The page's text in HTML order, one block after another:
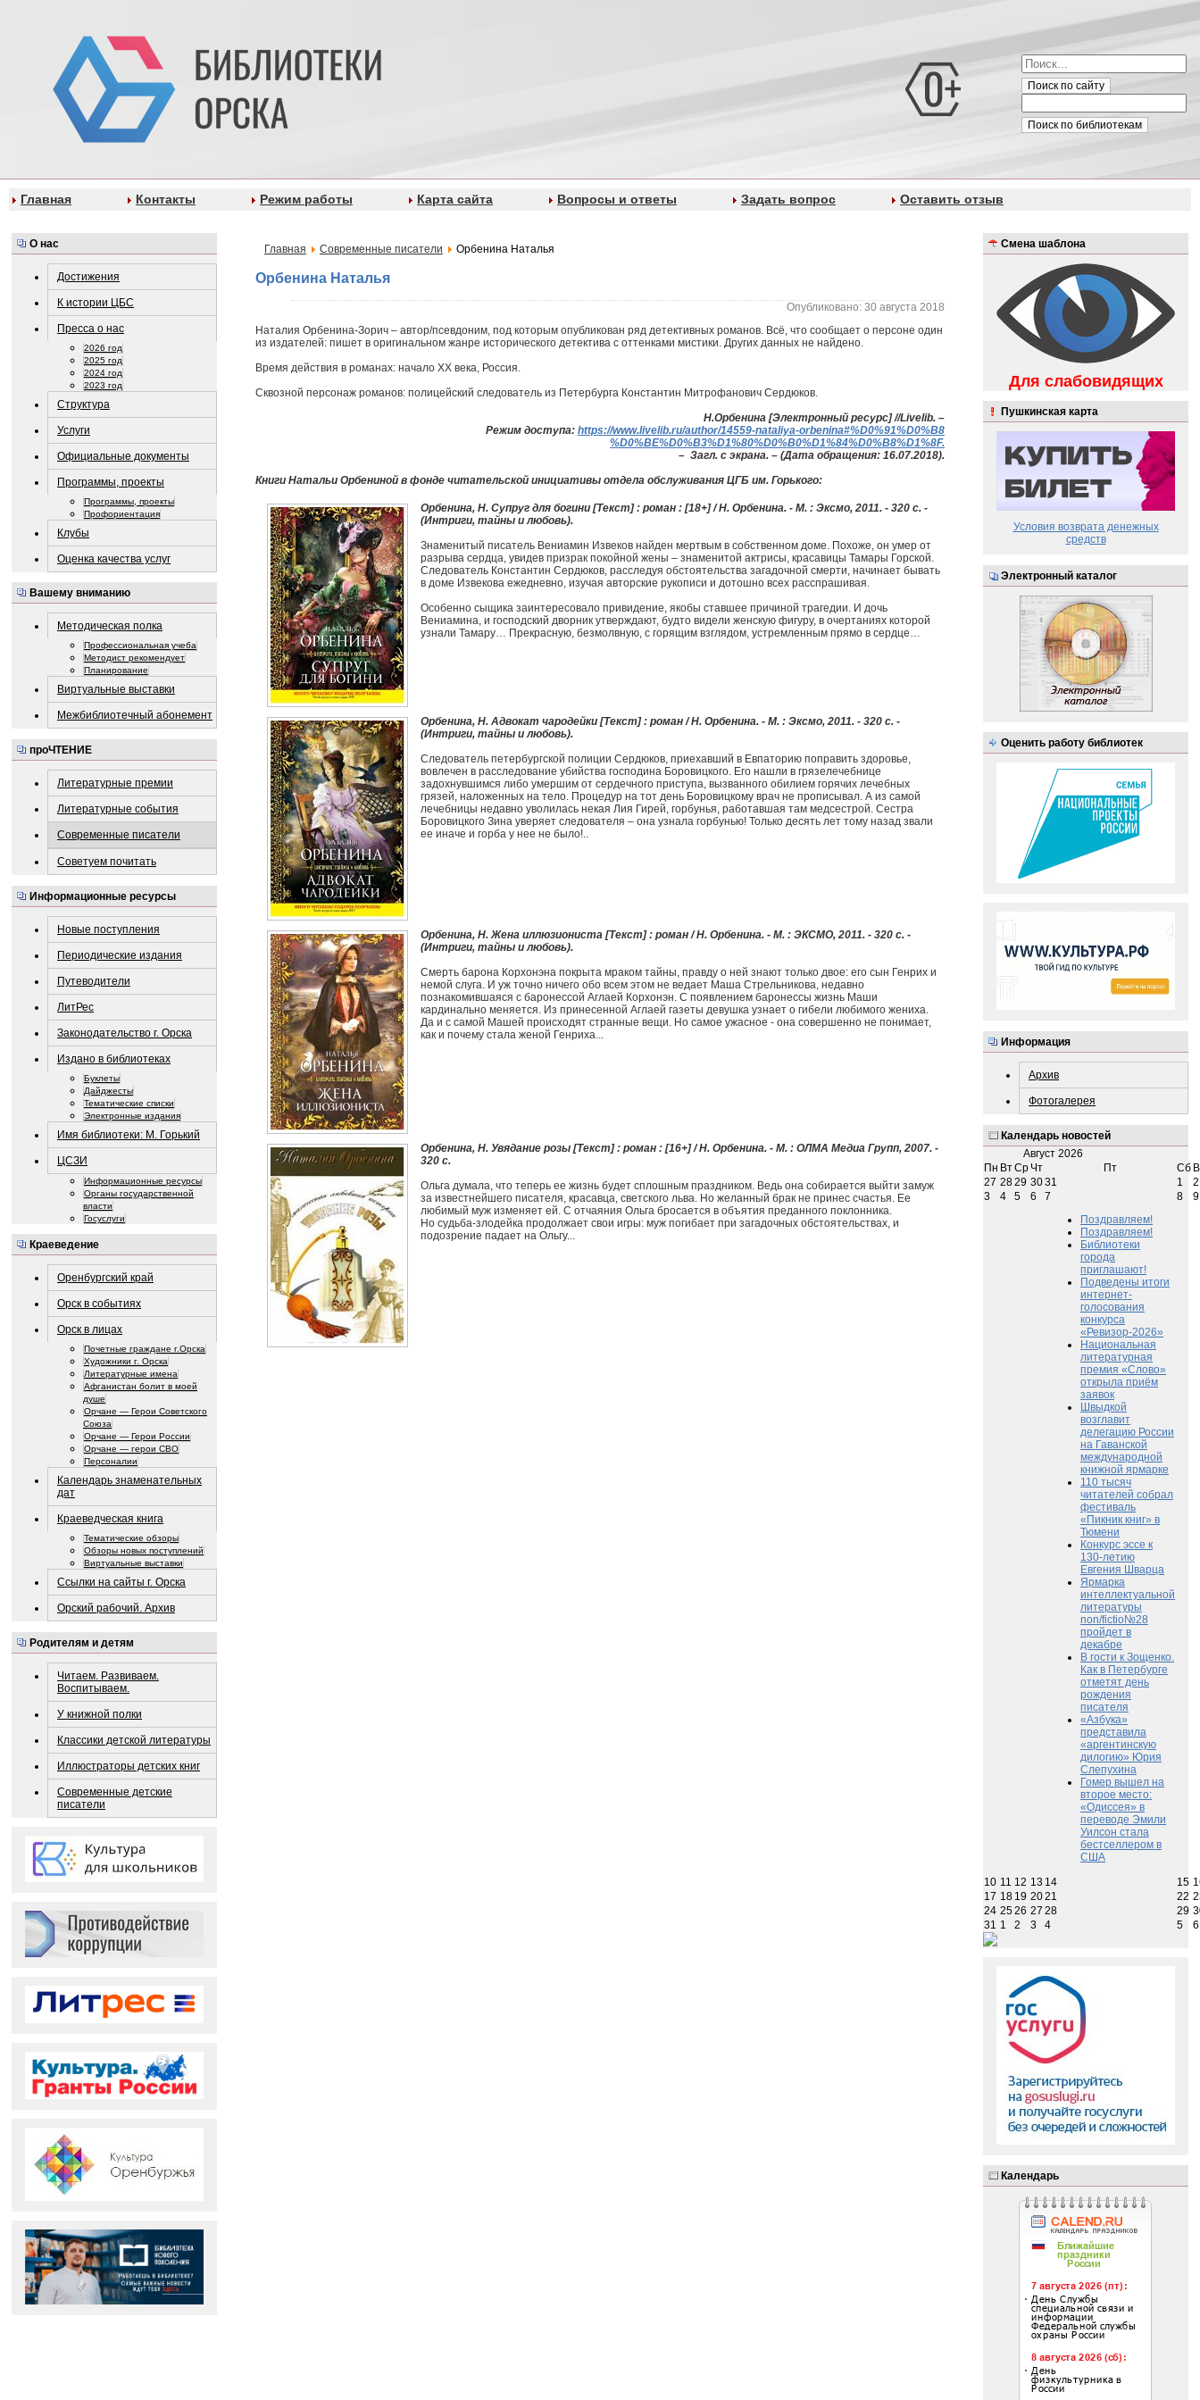
Поиск по сайту
Поиск по библиотекам
Главная Контакты Режим работы Карта сайта Вопросы и ответы Задать вопрос Оставить отзыв
О нас
Достижения
К истории ЦБС
Пресса о нас
2026 год
2025 год
2024 год
2023 год
Структура
Услуги
Официальные документы
Программы, проекты
Программы, проекты
Профориентация
Клубы
Оценка качества услуг
Вашему вниманию
Методическая полка
Профессиональная учеба
Методист рекомендует
Планирование
Виртуальные выставки
Межбиблиотечный абонемент
проЧТЕНИЕ
Литературные премии
Литературные события
Современные писатели
Советуем почитать
Информационные ресурсы
Новые поступления
Периодические издания
Путеводители
ЛитРес
Законодательство г. Орска
Издано в библиотеках
Буклеты
Дайджесты
Тематические списки
Электронные издания
Имя библиотеки: М. Горький
ЦСЗИ
Информационные ресурсы
Органы государственной
власти
Госуслуги
Краеведение
Оренбургский край
Орск в событиях
Орск в лицах
Почетные граждане г.Орска
Художники г. Орска
Литературные имена
Афганистан болит в моей
душе
Орчане — Герои Советского
Союза
Орчане — Герои России
Орчане — герои СВО
Персоналии
Календарь знаменательных
дат
Краеведческая книга
Тематические обзоры
Обзоры новых поступлений
Виртуальные выставки
Ссылки на сайты г. Орска
Орский рабочий. Архив
Родителям и детям
Читаем. Развиваем.
Воспитываем.
У книжной полки
Классики детской литературы
Иллюстраторы детских книг
Современные детские
писатели
Главная Современные писатели Орбенина Наталья
Орбенина Наталья
Опубликовано: 30 августа 2018
Наталия Орбенина-Зорич – автор/псевдоним, под которым опубликован ряд детективных романов. Всё, что сообщает о персоне один
из издателей: пишет в оригинальном жанре исторического детектива с оттенками мистики. Других данных не найдено.
Время действия в романах: начало XX века, Россия.
Сквозной персонаж романов: полицейский следователь из Петербурга Константин Митрофанович Сердюков.
Н.Орбенина [Электронный ресурс] //Livelib. –
Режим доступа: https://www.livelib.ru/author/14559-nataliya-orbenina#%D0%91%D0%B8
%D0%BE%D0%B3%D1%80%D0%B0%D1%84%D0%B8%D1%8F.
– Загл. с экрана. – (Дата обращения: 16.07.2018).
Книги Натальи Орбениной в фонде читательской инициативы отдела обслуживания ЦГБ им. Горького:
Орбенина, Н. Супруг для богини [Текст] : роман : [18+] / Н. Орбенина. - М. : Эксмо, 2011. - 320 с. -
(Интриги, тайны и любовь).
Знаменитый писатель Вениамин Извеков найден мертвым в собственном доме. Похоже, он умер от
разрыва сердца, увидев призрак покойной жены – знаменитой актрисы, красавицы Тамары Горской.
Следователь Константин Сердюков, расследуя обстоятельства загадочной смерти, начинает бывать
в доме Извекова ежедневно, изучая авторские рукописи и дотошно всех расспрашивая.
Особенно сыщика заинтересовало привидение, якобы ставшее причиной трагедии. И дочь
Вениамина, и господский дворник утверждают, будто видели женскую фигуру, в очертаниях которой
узнали Тамару… Прекрасную, безмолвную, с горящим взглядом, устремленным прямо в сердце…
Орбенина, Н. Адвокат чародейки [Текст] : роман / Н. Орбенина. - М. : Эксмо, 2011. - 320 с. -
(Интриги, тайны и любовь).
Следователь петербургской полиции Сердюков, приехавший в Евпаторию поправить здоровье,
вовлечен в расследование убийства господина Боровицкого. Его нашли в грязелечебнице
задохнувшимся либо умершим от сердечного приступа, вызванного обилием горячих лечебных
грязей, наложенных на тело. Процедур на тот день Боровицкому врач не прописывал. А из самой
лечебницы недавно уволилась некая Лия Гирей, горбунья, работавшая там медсестрой. Сестра
Боровицкого Зина уверяет следователя – она узнала горбунью! Только десять лет тому назад звали
ее иначе и горба у нее не было!..
Орбенина, Н. Жена иллюзиониста [Текст] : роман / Н. Орбенина. - М. : ЭКСМО, 2011. - 320 с. -
(Интриги, тайны и любовь).
Смерть барона Корхонэна покрыта мраком тайны, правду о ней знают только двое: его сын Генрих и
немой слуга. И уж точно ничего обо всем этом не ведает Маша Стрельникова, недавно
познакомившаяся с баронессой Аглаей Корхонэн. С появлением баронессы жизнь Маши
кардинально меняется. Из принесенной Аглаей газеты девушка узнает о гибели любимого жениха.
Да и с самой Машей происходят странные вещи. Но самое ужасное - она совершенно не понимает,
как и почему стала женой Генриха...
Орбенина, Н. Увядание розы [Текст] : роман : [16+] / Н. Орбенина. - М. : ОЛМА Медиа Групп, 2007. -
320 с.
Ольга думала, что теперь ее жизнь будет сплошным праздником. Ведь она собирается выйти замуж
за известнейшего писателя, красавца, светского льва. Но желанный брак не принес счастья. Ее
любимый муж изменяет ей. С отчаяния Ольга бросается в объятия преданного поклонника.
Но судьба-злодейка продолжает свои игры: муж погибает при загадочных обстоятельствах, и
подозрение падает на Ольгу...
Смена шаблона
Для слабовидящих
Пушкинская карта
Условия возврата денежных
средств
Электронный каталог
Оценить работу библиотек
Информация
Архив
Фотогалерея
Календарь новостей
Август 2026
Пн ВтСр Чт Пт Сб
27 2829 3031 1
2
3
4 5 6
7
Поздравляем!
Поздравляем!
Библиотеки
города
приглашают!
Подведены итоги
интернет-
голосования
конкурса
«Ревизор-2026»
Национальная
литературная
премия «Слово»
открыла приём
заявок
Швыдкой
возглавит
делегацию России
на Гаванской
международной
книжной ярмарке
110 тысяч
читателей собрал
фестиваль
«Пикник книг» в
Тюмени
Конкурс эссе к
130-летию
Евгения Шварца
Ярмарка
интеллектуальной
литературы
non/fictio№28
пройдет в
декабре
В гости к Зощенко.
Как в Петербурге
отметят день
рождения
писателя
«Азбука»
представила
«аргентинскую
дилогию» Юрия
Слепухина
Гомер вышел на
второе место:
«Одиссея» в
переводе Эмили
Уилсон стала
бестселлером в
США
8 9
10 11 12 13 14 15
17 18 19 2021 22
24 2526 27 28 29
31 1 2 3 4 5 6
Календарь